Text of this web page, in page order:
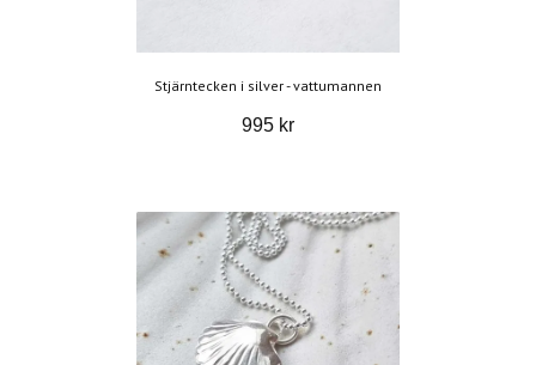
Stjärntecken i silver - vattumannen
995 kr